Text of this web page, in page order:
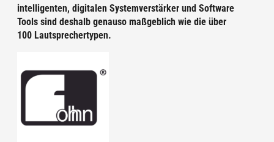
intelligenten, digitalen Systemverstärker und Software
Tools sind deshalb genauso maßgeblich wie die über
100 Lautsprechertypen.